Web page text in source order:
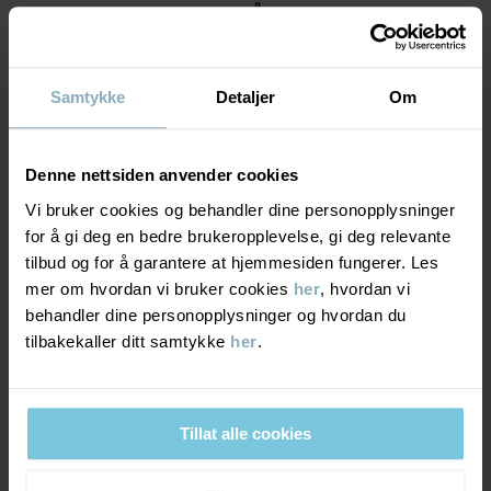
Samtykke Detaljer Om
Denne nettsiden anvender cookies
Vi bruker cookies og behandler dine personopplysninger
for å gi deg en bedre brukeropplevelse, gi deg relevante
tilbud og for å garantere at hjemmesiden fungerer. Les
mer om hvordan vi bruker cookies her, hvordan vi
behandler dine personopplysninger og hvordan du
tilbakekaller ditt samtykke her.
Tillat alle cookies
MATERIALE & PLEIERÅD
Materiale
20% Polyamide Recycled
2% Polyamide
2% Elastane
Pleieråd
VASK
Må ikke blekes
BÆREKRAFT
Levering & retur
Levering
Vi tilbyr fri frakt over 699 kr, og leveringstiden er 1–4 dager. I
DU KAN OGSÅ VÆRE INTERESSERT I DETTE